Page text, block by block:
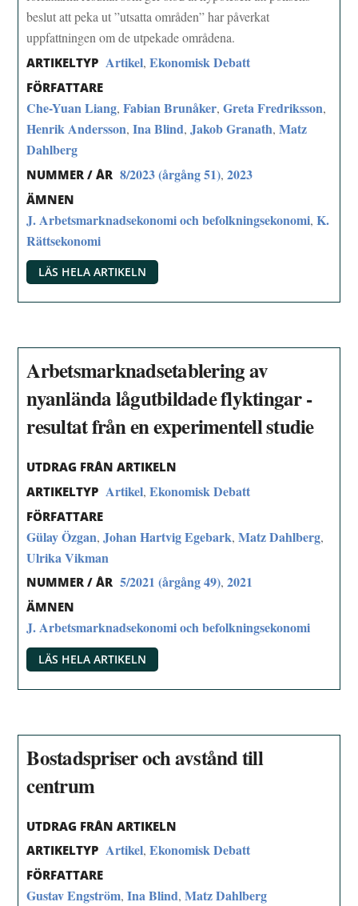
beslut att peka ut ”utsatta områden” har påverkat
uppfattningen om de utpekade områdena.
ARTIKELTYP Artikel,Ekonomisk Debatt
FÖRFATTARE
Che-Yuan Liang,Fabian Brunåker,Greta Fredriksson,
Henrik Andersson,Ina Blind,Jakob Granath,Matz
Dahlberg
NUMMER / ÅR 8/2023 (årgång 51),2023
ÄMNEN
J. Arbetsmarknadsekonomi och befolkningsekonomi,K.
Rättsekonomi
LÄS HELA ARTIKELN
Arbetsmarknadsetablering av
nyanlända lågutbildade flyktingar -
resultat från en experimentell studie
UTDRAG FRÅN ARTIKELN
ARTIKELTYP Artikel,Ekonomisk Debatt
FÖRFATTARE
Gülay Özgan,Johan Hartvig Egebark,Matz Dahlberg,
Ulrika Vikman
NUMMER / ÅR 5/2021 (årgång 49),2021
ÄMNEN
J. Arbetsmarknadsekonomi och befolkningsekonomi
LÄS HELA ARTIKELN
Bostadspriser och avstånd till
centrum
UTDRAG FRÅN ARTIKELN
ARTIKELTYP Artikel,Ekonomisk Debatt
FÖRFATTARE
Gustav Engström,Ina Blind,Matz Dahlberg